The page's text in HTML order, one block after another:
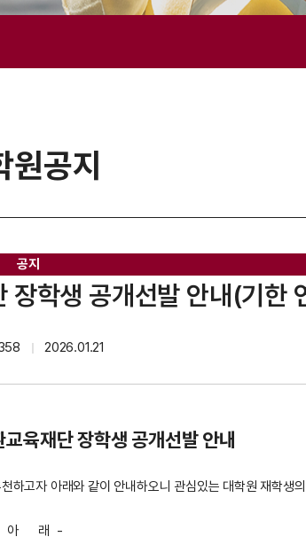
원공지
공지
학생 공개선발 안내(기한
｜ 2026.01.21
육재단 장학생 공개선발 안내
고자 아래와 같이 안내하오니 관심있는 대학원 재학생
아 래 -